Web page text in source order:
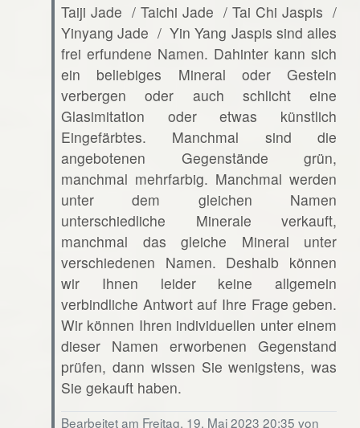
Taiji Jade / Taichi Jade / Tai Chi Jaspis /
Yinyang Jade / Yin Yang Jaspis sind alles
frei erfundene Namen. Dahinter kann sich
ein beliebiges Mineral oder Gestein
verbergen oder auch schlicht eine
Glasimitation oder etwas künstlich
Eingefärbtes. Manchmal sind die
angebotenen Gegenstände grün,
manchmal mehrfarbig. Manchmal werden
unter dem gleichen Namen
unterschiedliche Minerale verkauft,
manchmal das gleiche Mineral unter
verschiedenen Namen. Deshalb können
wir Ihnen leider keine allgemein
verbindliche Antwort auf Ihre Frage geben.
Wir können Ihren individuellen unter einem
dieser Namen erworbenen Gegenstand
prüfen, dann wissen Sie wenigstens, was
Sie gekauft haben.
Bearbeitet am Freitag, 19. Mai 2023 20:35 von